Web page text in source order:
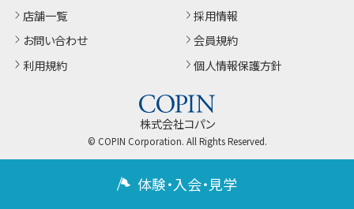
店舗一覧
お問い合わせ
利用規約
採用情報
会員規約
個人情報保護方針
株式会社コパン
© COPIN Corporation. All Rights Reserved.
体験・入会・見学